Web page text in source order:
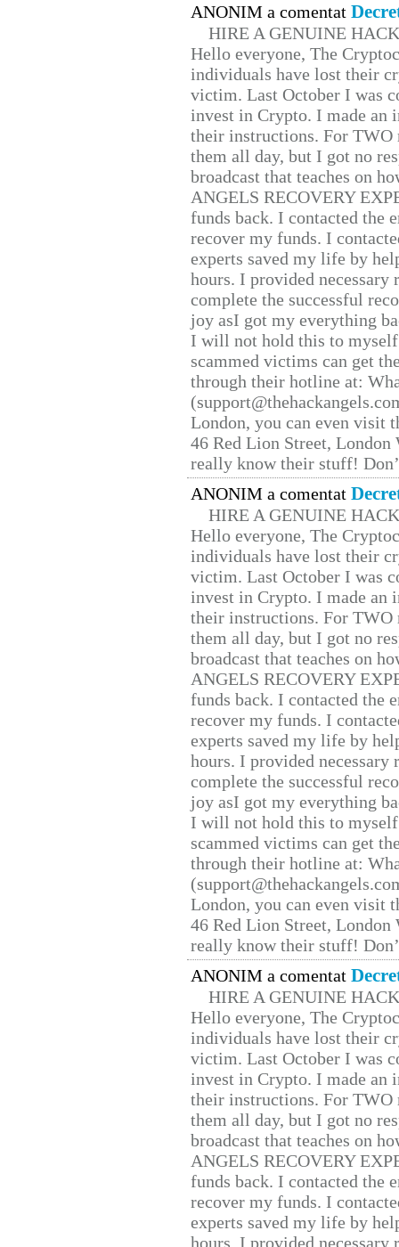
ANONIM a comentat
HIRE A GENUINE
Hello everyone, The
individuals have lost their
victim. Last October I was
invest in Crypto. I made
their instructions. For TWO
them all day, but I got no
broadcast that teaches on
ANGELS RECOVERY
funds back. I contacted the
recover my funds. I
experts saved my life by
hours. I provided
complete the successful
joy asI got my everything
I will not hold this to
scammed victims can get
through their hotline at:
London, you can even visit
46 Red Lion Street, London
really know their stuff!
ANONIM a comentat
HIRE A GENUINE
Hello everyone, The
individuals have lost their
victim. Last October I was
invest in Crypto. I made
their instructions. For TWO
them all day, but I got no
broadcast that teaches on
ANGELS RECOVERY
funds back. I contacted the
recover my funds. I
experts saved my life by
hours. I provided
complete the successful
joy asI got my everything
I will not hold this to
scammed victims can get
through their hotline at:
London, you can even visit
46 Red Lion Street, London
really know their stuff!
ANONIM a comentat
HIRE A GENUINE
Hello everyone, The
individuals have lost their
victim. Last October I was
invest in Crypto. I made
their instructions. For TWO
them all day, but I got no
broadcast that teaches on
ANGELS RECOVERY
funds back. I contacted the
recover my funds. I
experts saved my life by
hours. I provided